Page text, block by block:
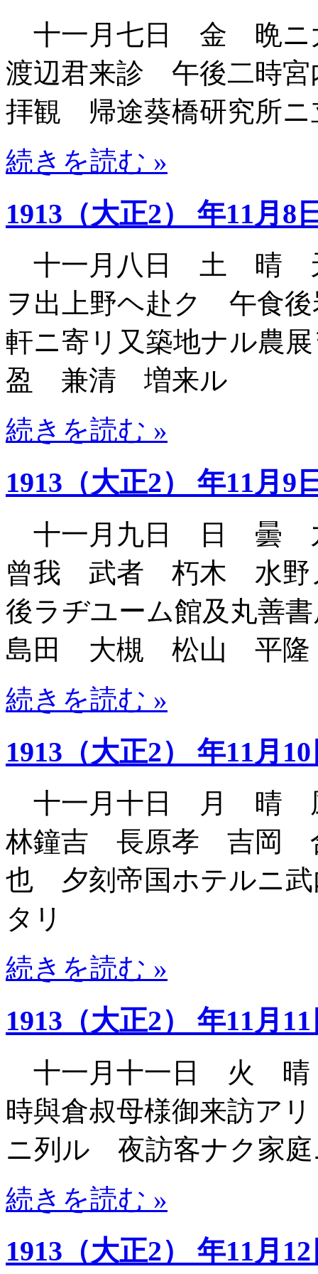
十一月七日 金 晩
渡辺君来診 午後二時
拝観 帰途葵橋研究所
続きを読む »
1913（大正2） 年11月8
十一月八日 土 晴 天
ヲ出上野ヘ赴ク 午食
軒ニ寄リ又築地ナル農
盈 兼清 増来ル
続きを読む »
1913（大正2） 年11月9
十一月九日 日 曇
曾我 武者 朽木 水野
後ラヂユーム館及丸
島田 大槻 松山 平隆
続きを読む »
1913（大正2） 年11月
十一月十日 月 晴
林鐘吉 長原孝 吉岡
也 夕刻帝国ホテルニ武
タリ
続きを読む »
1913（大正2） 年11月
十一月十一日 火 晴
時與倉叔母様御来訪ア
ニ列ル 夜訪客ナク家庭
続きを読む »
1913（大正2） 年11月